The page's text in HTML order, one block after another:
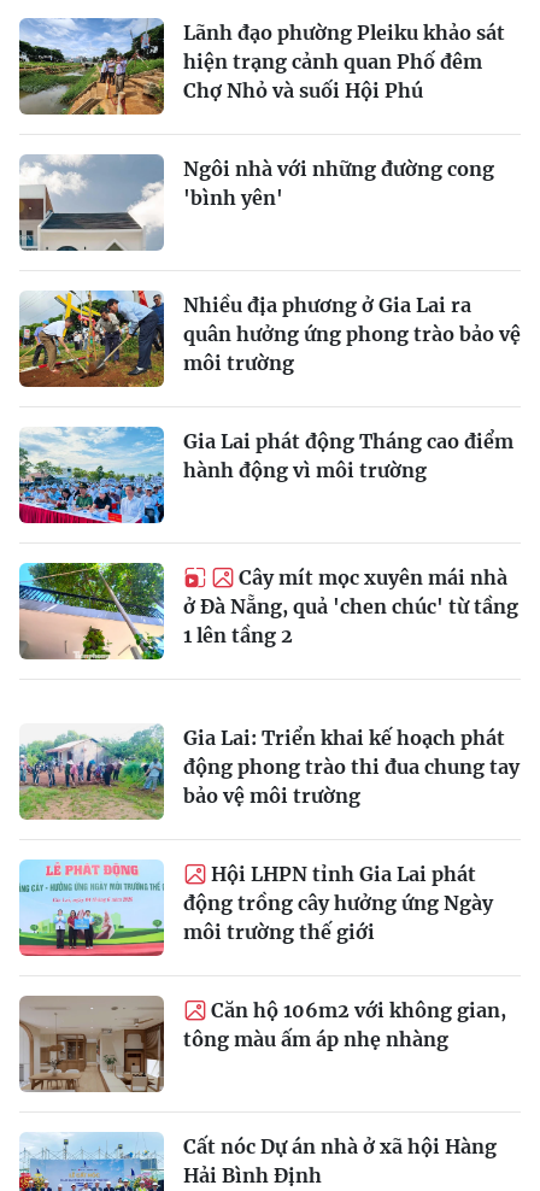
Lãnh đạo phường Pleiku khảo sát
hiện trạng cảnh quan Phố đêm
Chợ Nhỏ và suối Hội Phú
Ngôi nhà với những đường cong
'bình yên'
Nhiều địa phương ở Gia Lai ra
quân hưởng ứng phong trào bảo vệ
môi trường
Gia Lai phát động Tháng cao điểm
hành động vì môi trường
Cây mít mọc xuyên mái nhà
ở Đà Nẵng, quả 'chen chúc' từ tầng
1 lên tầng 2
Gia Lai: Triển khai kế hoạch phát
động phong trào thi đua chung tay
bảo vệ môi trường
Hội LHPN tỉnh Gia Lai phát
động trồng cây hưởng ứng Ngày
môi trường thế giới
Căn hộ 106m2 với không gian,
tông màu ấm áp nhẹ nhàng
Cất nóc Dự án nhà ở xã hội Hàng
Hải Bình Định